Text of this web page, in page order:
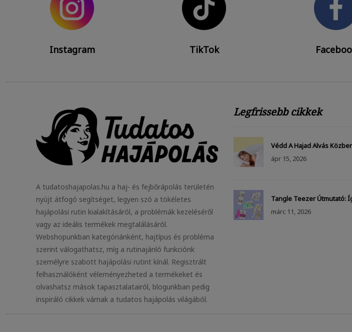
Instagram TikTok
A tudatoshajapolas.hu a haj- és fejbőrápolás területén
nyújt átfogó segítséget, legyen szó a tökéletes
hajápolási rutin kialakításáról, a problémák kezeléséről
vagy az ideális termékek megtalálásáról.
Webshopunkban kategóriánként, hajtípus és probléma
szerint válogathatsz, míg a rutinajánló funkciónk
személyre szabott hajápolási rutint kínál. Regisztrált
felhasználóként véleményezheted a termékeket és
olvashatsz mások tapasztalatairól, blogunkban pedig
inspiráló cikkek várnak a tudatos hajápolás világából.
Legfrissebb cikkek
Védd A Hajad Alvás
ápr 15, 2026
Tangle Teezer Útmutató:
márc 11, 2026